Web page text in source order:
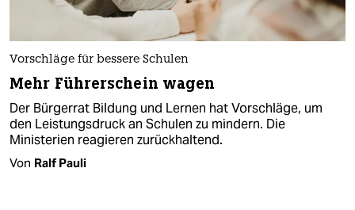
Vorschläge für bessere Schulen
Mehr Führerschein wagen
Der Bürgerrat Bildung und Lernen hat Vorschläge, um
den Leistungsdruck an Schulen zu mindern. Die
Ministerien reagieren zurückhaltend.
Von Ralf Pauli